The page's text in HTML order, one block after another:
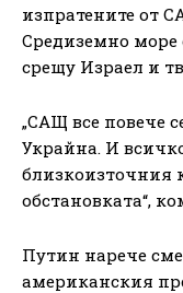
изпратените от
Средиземно море
срещу Израел и
„САЩ все повече
Украйна. И
близкоизточния
обстановката“,
Путин нарече
американския